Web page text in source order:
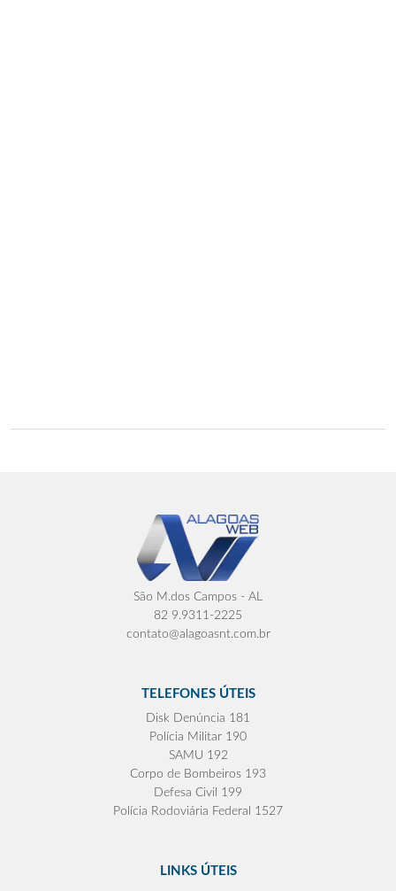
São M.dos Campos - AL
82 9.9311-2225
contato@alagoasnt.com.br
TELEFONES ÚTEIS
Disk Denúncia 181
Polícia Militar 190
SAMU 192
Corpo de Bombeiros 193
Defesa Civil 199
Polícia Rodoviária Federal 1527
LINKS ÚTEIS